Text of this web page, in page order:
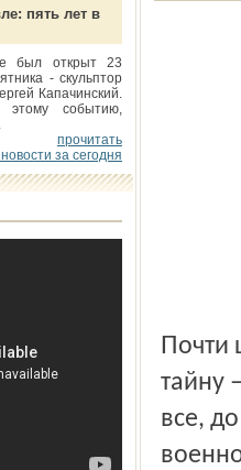
пять лет в
был открыт 23
- скульптор
Капачинский.
событию,
прочитать
за сегодня
Почти шестьдесят лет Владимир Михайлович хранил эту
тайну
все,